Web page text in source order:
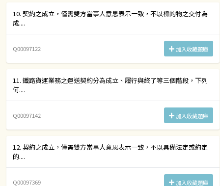
10. 契約之成立，僅需雙方當事人意思表示一致，不以標的物之交付為
成....
Q00097122 加入收藏題庫
11. 鐵路貨運業務之運送契約分為成立、履行與終了等三個階段，下列
何....
Q00097142 加入收藏題庫
12. 契約之成立，僅需雙方當事人意思表示一致，不以具備法定或約定
的....
Q00097369 加入收藏題庫